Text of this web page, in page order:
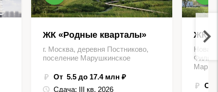
ЖК «Родные кварталы»
г. Москва, деревня Постниково,
поселение Марушкинское
От 5.5 до 17.4 млн ₽
Сдача: III кв. 2026
ЖК
Новая
От